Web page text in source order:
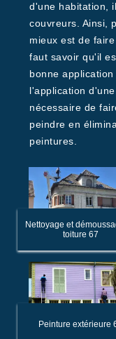
d'une habitation,
couvreurs. Ainsi,
mieux est de
faut savoir qu'il
bonne
l'application
nécessaire de
peindre en
peintures.
Nettoyage et
toiture 67
Peinture extérieure